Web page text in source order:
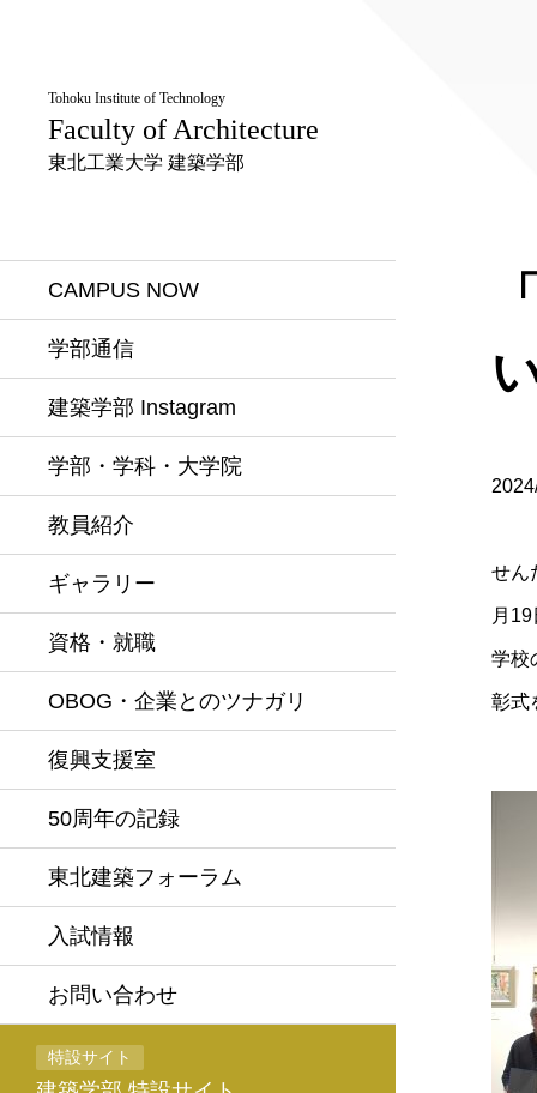
Tohoku Institute of Technology
Faculty of Architecture
東北工業大学 建築学部
CAMPUS NOW
学部通信
建築学部 Instagram
学部・学科・大学院
教員紹介
ギャラリー
資格・就職
OBOG・企業とのツナガリ
復興支援室
50周年の記録
東北建築フォーラム
入試情報
お問い合わせ
特設サイト
せん
月
学校
彰式